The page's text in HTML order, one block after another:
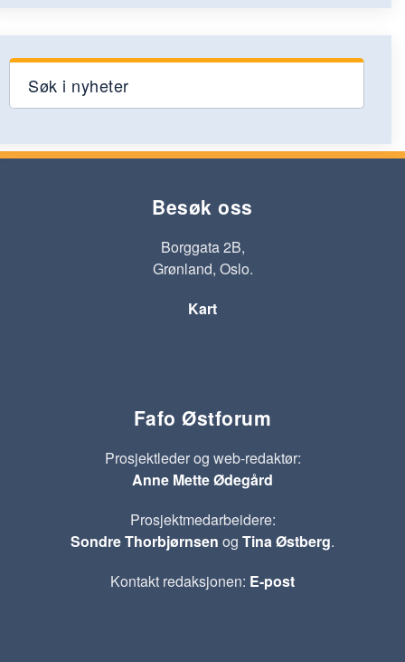
Søk i nyheter
Besøk oss
Borggata 2B,
Grønland, Oslo.
Kart
Fafo Østforum
Prosjektleder og web-redaktør:
Anne Mette Ødegård
Prosjektmedarbeidere:
Sondre Thorbjørnsen og Tina Østberg.
Kontakt redaksjonen: E-post